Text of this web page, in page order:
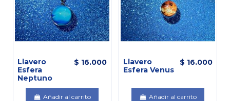
Llavero
Esfera
Neptuno
$ 16.000
Añadir al carrito
Llavero
Esfera Venus
$ 16.000
Añadir al carrito